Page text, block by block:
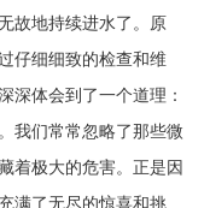
故地持续进水了。原
仔细细致的检查和维
深体会到了一个道理：
我们常常忽略了那些微
着极大的危害。正是因
满了无尽的惊喜和挑